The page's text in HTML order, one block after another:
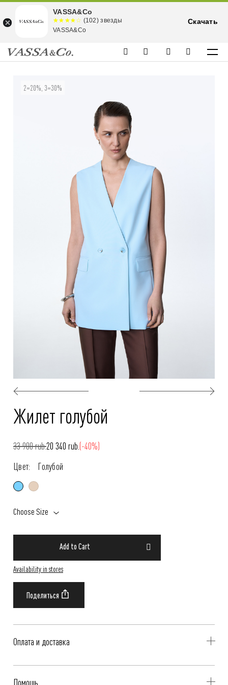
2=20%, 3=30%
Жилет голубой
33 900 rub.20 340 rub.(-40%)
Цвет:
Голубой
Choose Size
Add to Cart
Availability in stores
Оплата и доставка
Помощь
VASSA&Co
☆☆☆☆☆
★★★★
★
(102) звезды
VASSA&Co
Скачать